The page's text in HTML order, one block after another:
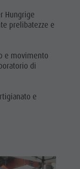
Hungrige
prelibatezze e
e movimento
di
e